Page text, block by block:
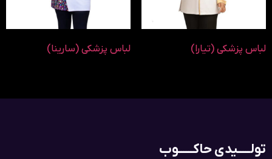
لباس پزشکی (تیارا) لباس پزشکی (سارینا)
تولـــــیدی حاکــــــوب